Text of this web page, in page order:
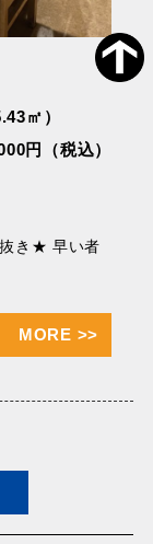
㎡）
円（税込）
き★ 早い者
MORE >>